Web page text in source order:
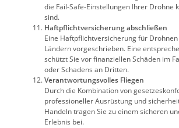
die Fail-Safe-Einstellungen Ihrer Drohne
sind.
Haftpflichtversicherung abschließen
Eine Haftpflichtversicherung für
Ländern vorgeschrieben. Eine
schützt Sie vor finanziellen Schäden im
oder Schadens an Dritten.
Verantwortungsvolles Fliegen
Durch die Kombination von
professioneller Ausrüstung und
Handeln tragen Sie zu einem sicheren
Erlebnis bei.